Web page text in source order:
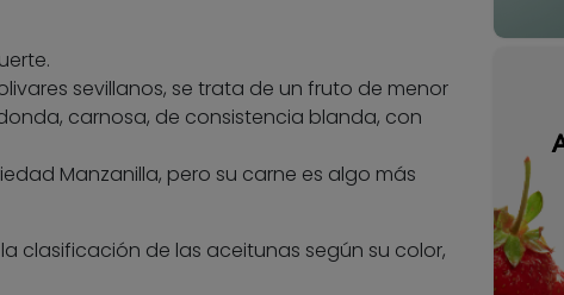
sevillanos, se trata de un fruto de menor
carnosa, de consistencia blanda, con
Manzanilla, pero su carne es algo más
clasificación de las aceitunas según su color,